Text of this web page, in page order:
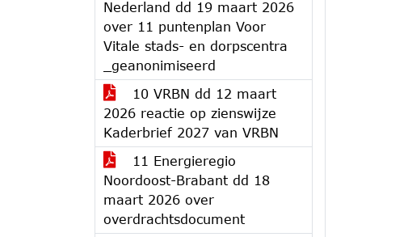
Nederland dd 19 maart 2026
over 11 puntenplan Voor
Vitale stads- en dorpscentra
_geanonimiseerd
10 VRBN dd 12 maart
2026 reactie op zienswijze
Kaderbrief 2027 van VRBN
11 Energieregio
Noordoost-Brabant dd 18
maart 2026 over
overdrachtsdocument